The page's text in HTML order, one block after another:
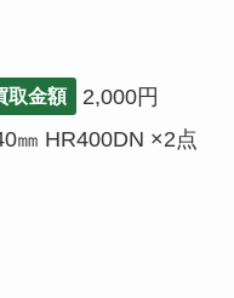
取金額
2,000円
㎜ HR400DN ×2点